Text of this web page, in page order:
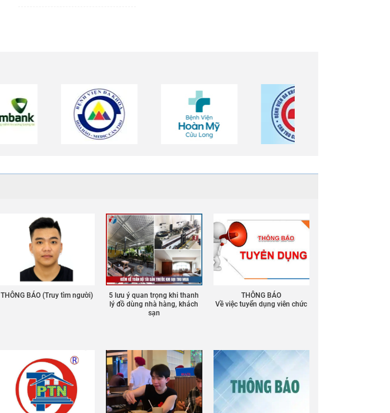
THÔNG BÁO (Truy tìm người)
5 lưu ý quan trọng khi thanh
lý đồ dùng nhà hàng, khách
sạn
THÔNG BÁO
Về việc tuyển dụng viên chức